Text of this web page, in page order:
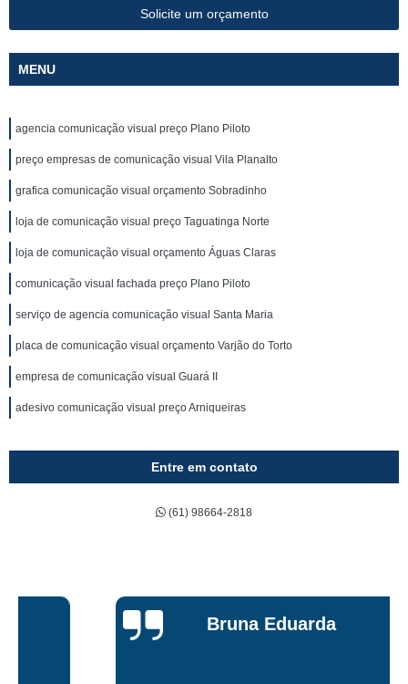
Solicite um orçamento
MENU
agencia comunicação visual preço Plano Piloto
preço empresas de comunicação visual Vila Planalto
grafica comunicação visual orçamento Sobradinho
loja de comunicação visual preço Taguatinga Norte
loja de comunicação visual orçamento Águas Claras
comunicação visual fachada preço Plano Piloto
serviço de agencia comunicação visual Santa Maria
placa de comunicação visual orçamento Varjão do Torto
empresa de comunicação visual Guará II
adesivo comunicação visual preço Arniqueiras
Entre em contato
(61) 98664-2818
Bruna Eduarda